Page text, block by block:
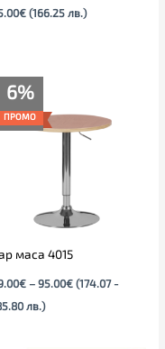
€ (166.25 лв.)
6%
ПРОМО
маса 4015
€ – 95.00€
89.00€
through
95.00€
(174.07 -
лв.)